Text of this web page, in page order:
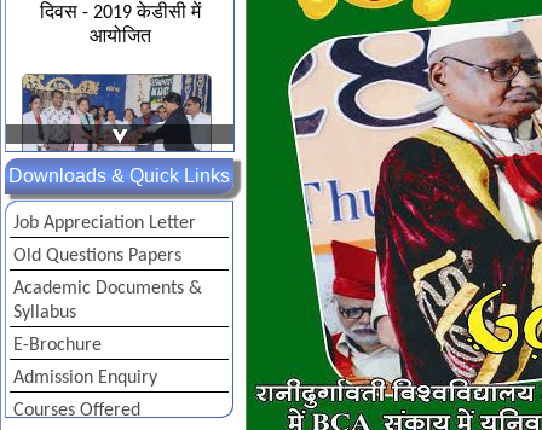
दिवस - 2019 केडीसी में
आयोजित
शैक्षिण उन्मुखीकरण भृमण
कार्यशाला-2019
Downloads & Quick Links
Job Appreciation Letter
Old Questions Papers
Academic Documents &
Syllabus
E-Brochure
Admission Enquiry
Courses Offered